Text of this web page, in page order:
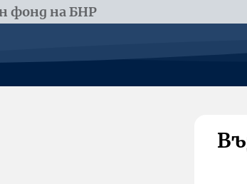
фонд на БНР